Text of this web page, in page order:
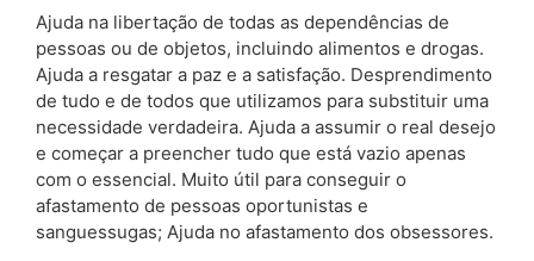
Ajuda na libertação de todas as dependências de
pessoas ou de objetos, incluindo alimentos e drogas.
Ajuda a resgatar a paz e a satisfação. Desprendimento
de tudo e de todos que utilizamos para substituir uma
necessidade verdadeira. Ajuda a assumir o real desejo
e começar a preencher tudo que está vazio apenas
com o essencial. Muito útil para conseguir o
afastamento de pessoas oportunistas e
sanguessugas; Ajuda no afastamento dos obsessores.